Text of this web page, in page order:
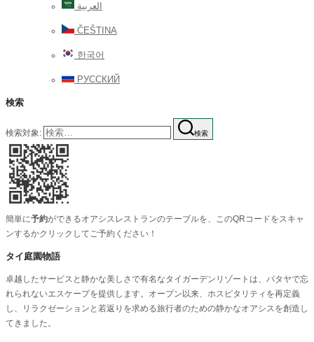
العربية
ČEŠTINA
한국어
РУССКИЙ
検索
検索対象: 検索
簡単に予約ができるオアシスレストランのテーブルを、このQRコードをスキャ
ンするかクリックしてご予約ください！
タイ庭園物語
卓越したサービスと静かな美しさで有名なタイガーデンリゾートは、パタヤで忘
れられないエスケープを提供します。オープン以来、ホスピタリティを再定義
し、リラクゼーションと若返りを求める旅行者のための静かなオアシスを創造し
てきました。